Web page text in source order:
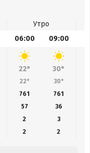
Утро
06:00 09:00
22° 30°
22° 30°
761 761
57 36
2
3
2 2